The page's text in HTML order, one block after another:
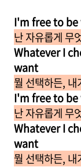
I'm free to
난 자유롭게 무
Whatever I
want
뭘 선택하든,
I'm free to
난 자유롭게 무
Whatever I
want
뭘 선택하든,